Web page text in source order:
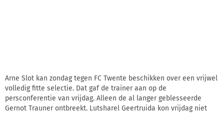
Arne Slot kan zondag tegen FC Twente beschikken over een vrijwel
volledig fitte selectie. Dat gaf de trainer aan op de
persconferentie van vrijdag. Alleen de al langer geblesseerde
Gernot Trauner ontbreekt. Lutsharel Geertruida kon vrijdag niet